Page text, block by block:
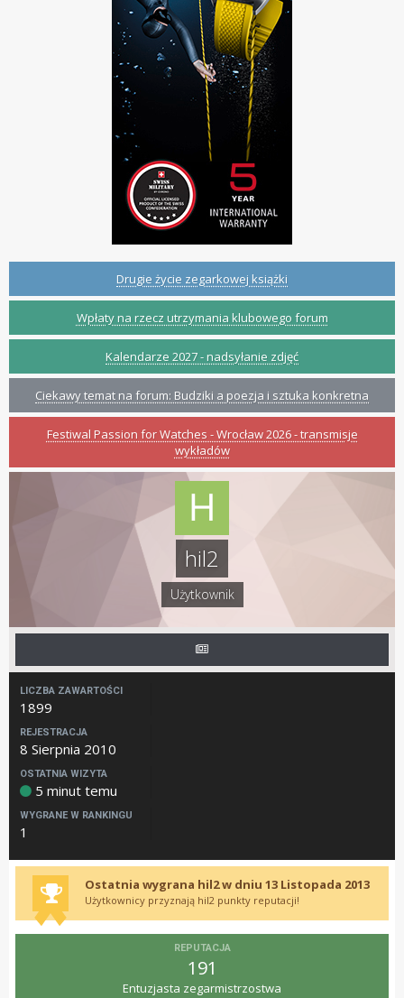
Drugie życie zegarkowej książki
Wpłaty na rzecz utrzymania klubowego forum
Kalendarze 2027 - nadsyłanie zdjęć
Ciekawy temat na forum: Budziki a poezja i sztuka konkretna
Festiwal Passion for Watches - Wrocław 2026 - transmisje
wykładów
hil2
Użytkownik
LICZBA ZAWARTOŚCI
1899
REJESTRACJA
8 Sierpnia 2010
OSTATNIA WIZYTA
5 minut temu
WYGRANE W RANKINGU
1
Ostatnia wygrana hil2 w dniu 13 Listopada 2013
Użytkownicy przyznają hil2 punkty reputacji!
REPUTACJA
191
Entuzjasta zegarmistrzostwa